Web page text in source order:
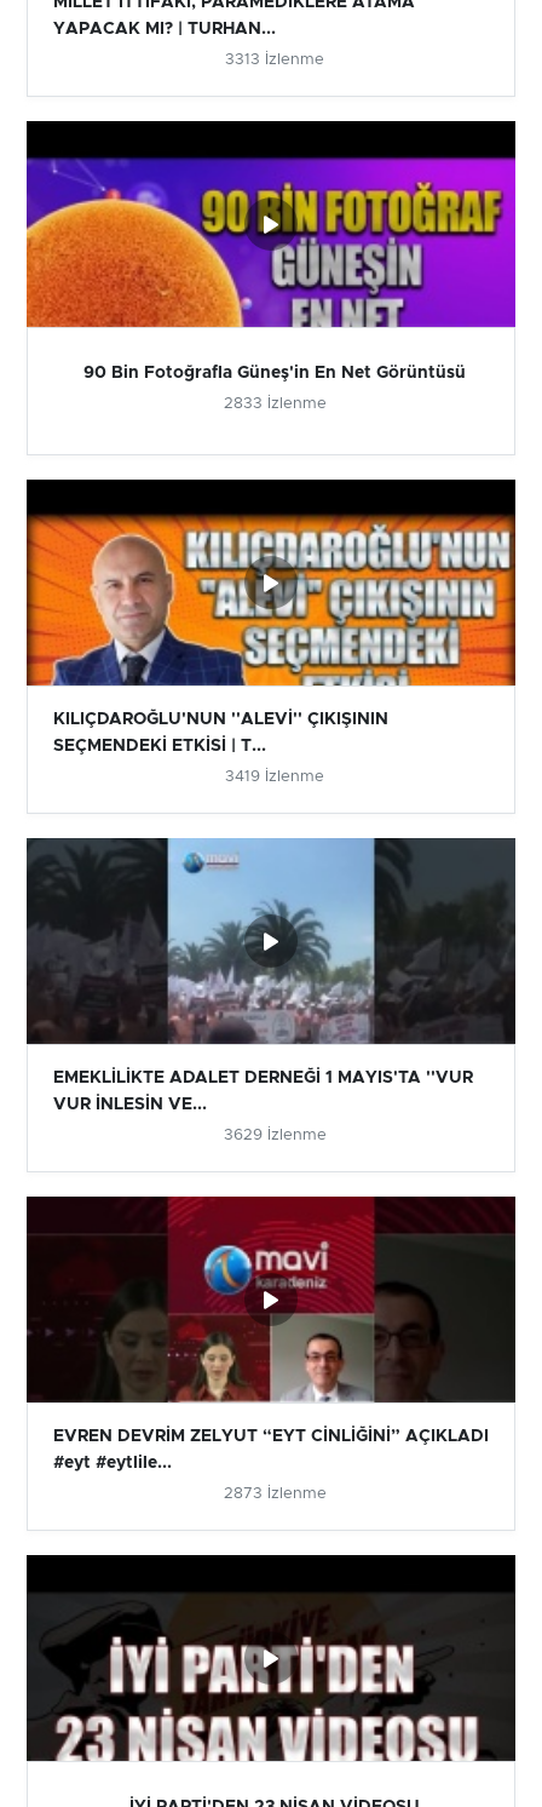
YAPACAK MI? | TURHAN...
3313 İzlenme
90 Bin Fotoğrafla Güneş'in En Net Görüntüsü
2833 İzlenme
KILIÇDAROĞLU'NUN ''ALEVİ'' ÇIKIŞININ
SEÇMENDEKİ ETKİSİ | T...
3419 İzlenme
EMEKLİLİKTE ADALET DERNEĞİ 1 MAYIS'TA ''VUR
VUR İNLESİN VE...
3629 İzlenme
EVREN DEVRİM ZELYUT “EYT CİNLİĞİNİ” AÇIKLADI
#eyt #eytlile...
2873 İzlenme